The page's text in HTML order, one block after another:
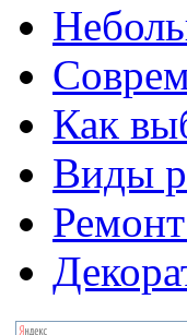
Как
Виды